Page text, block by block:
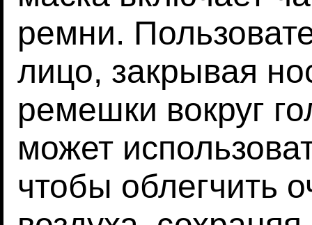
ремни.
лицо, закрывая
ремешки вокруг
может
чтобы облегчить